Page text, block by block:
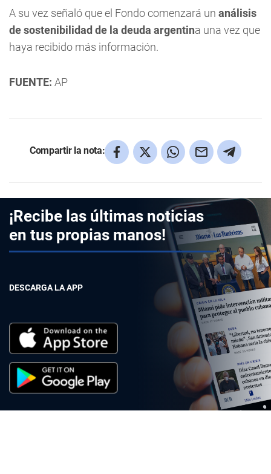
A su vez señaló que el Fondo comenzará un análisis
de sostenibilidad de la deuda argentina una vez que
haya recibido más información.
FUENTE: AP
Compartir la nota:
¡Recibe las últimas noticias
en tus propias manos!
DESCARGA LA APP